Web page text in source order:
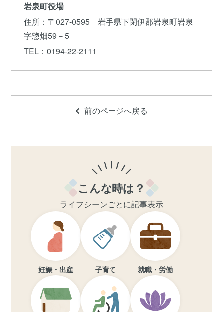
岩泉町役場
住所 ：〒027-0595 岩手県下閉伊郡岩泉町岩泉
字惣畑59－5
TEL ：0194-22-2111
前のページへ戻る
こんな時は？
ライフシーンごとに記事表示
妊娠・出産 子育て 就職・労働